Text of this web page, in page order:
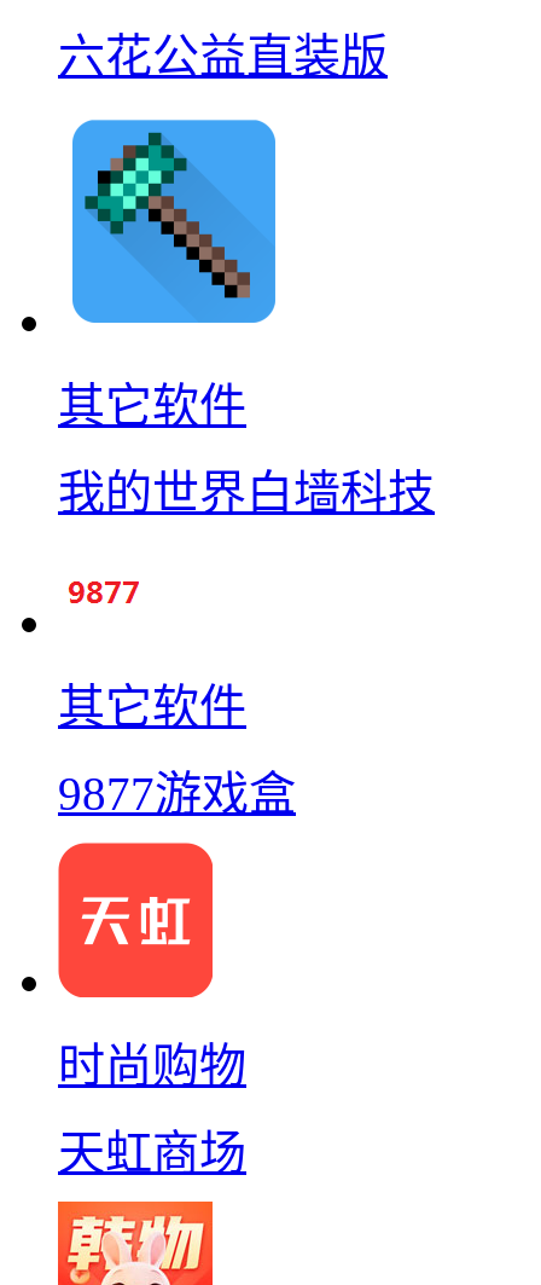
六花公益直装版
其它软件
我的世界白墙科技
其它软件
9877游戏盒
时尚购物
天虹商场